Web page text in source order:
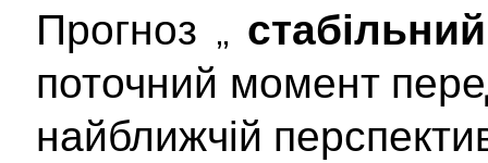
Прогноз „
поточний момент
найближчій